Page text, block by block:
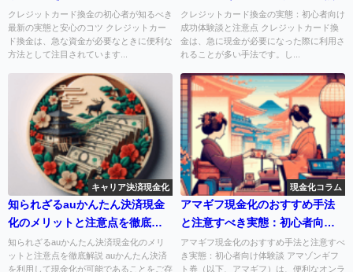
コツ
クレジットカード換金の初心者が知るべき
最新の実態と安心のコツ クレジットカー
ド換金は、急な資金が必要なときに便利な
方法として注目されています...
クレジットカード換金の実態：初心者向け
成功体験談と注意点 クレジットカード換
金は、急に現金が必要になった際に利用さ
れることが多い手法です。し...
キャリア決済現金化
知られざるauかんたん決済現金
化のメリットと注意点を徹底解
説
知られざるauかんたん決済現金化のメリ
ットと注意点を徹底解説 auかんたん決済
を利用して現金化が可能であることをご存
現金化コラム
アマギフ現金化のおすすめ手法
と注意すべき実態：初心者向け
体験談
アマギフ現金化のおすすめ手法と注意すべ
き実態：初心者向け体験談 アマゾンギフ
ト券（以下、アマギフ）は、便利なオンラ